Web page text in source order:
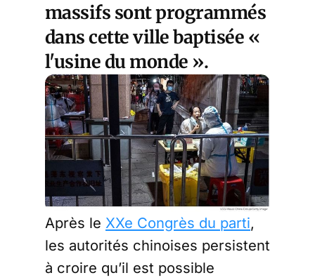
massifs sont programmés
dans cette ville baptisée «
l'usine du monde ».
Après le XXe Congrès du parti,
les autorités chinoises persistent
à croire qu’il est possible